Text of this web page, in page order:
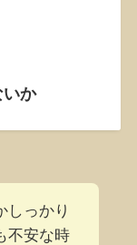
いか
しっかり
不安な時